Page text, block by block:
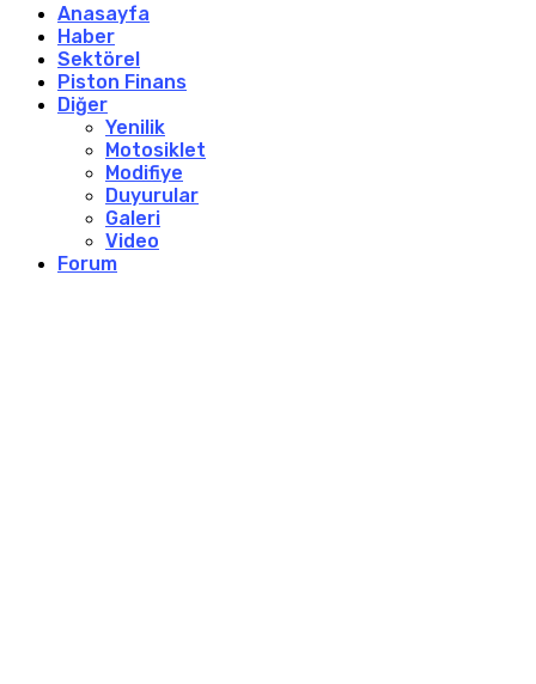
Anasayfa
Haber
Sektörel
Piston Finans
Diğer
Yenilik
Motosiklet
Modifiye
Duyurular
Galeri
Video
Forum